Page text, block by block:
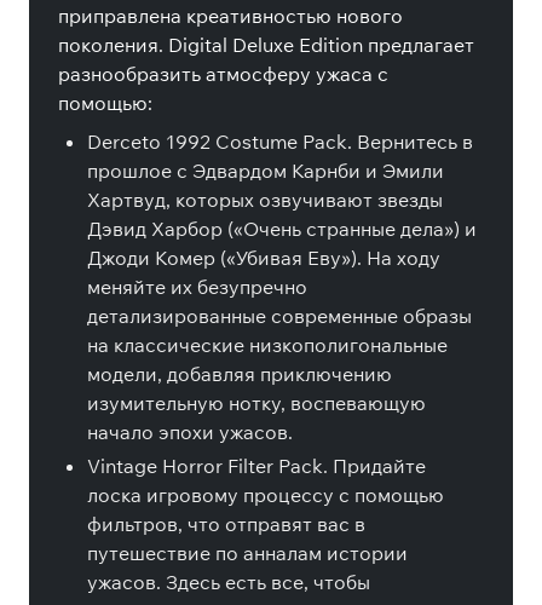
приправлена креативностью нового
поколения. Digital Deluxe Edition предлагает
разнообразить атмосферу ужаса с
помощью:
Derceto 1992 Costume Pack. Вернитесь в
прошлое с Эдвардом Карнби и Эмили
Хартвуд, которых озвучивают звезды
Дэвид Харбор («Очень странные дела») и
Джоди Комер («Убивая Еву»). На ходу
меняйте их безупречно
детализированные современные образы
на классические низкополигональные
модели, добавляя приключению
изумительную нотку, воспевающую
начало эпохи ужасов.
Vintage Horror Filter Pack. Придайте
лоска игровому процессу с помощью
фильтров, что отправят вас в
путешествие по анналам истории
ужасов. Здесь есть все, чтобы